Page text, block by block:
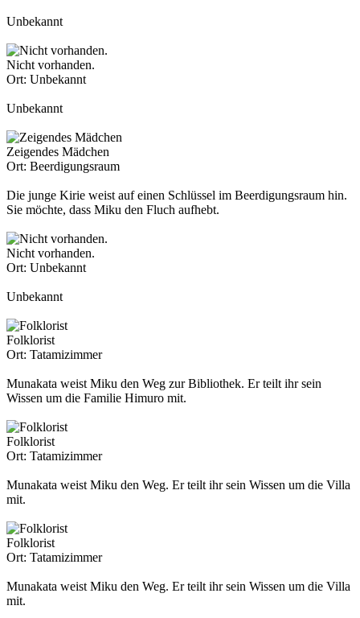
Unbekannt
Nicht vorhanden.
Ort: Unbekannt
Unbekannt
Zeigendes Mädchen
Ort: Beerdigungsraum
Die junge Kirie weist auf einen Schlüssel im Beerdigungsraum hin.
Sie möchte, dass Miku den Fluch aufhebt.
Nicht vorhanden.
Ort: Unbekannt
Unbekannt
Folklorist
Ort: Tatamizimmer
Munakata weist Miku den Weg zur Bibliothek. Er teilt ihr sein
Wissen um die Familie Himuro mit.
Folklorist
Ort: Tatamizimmer
Munakata weist Miku den Weg. Er teilt ihr sein Wissen um die Villa
mit.
Folklorist
Ort: Tatamizimmer
Munakata weist Miku den Weg. Er teilt ihr sein Wissen um die Villa
mit.